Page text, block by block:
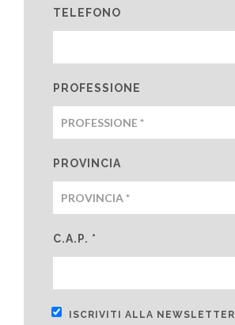
TELEFONO
PROFESSIONE
PROVINCIA
C.A.P. *
ISCRIVITI ALLA NEWSLETTER